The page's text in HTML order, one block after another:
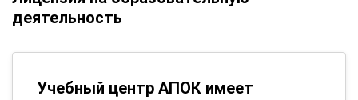
деятельность
Учебный центр АПОК имеет